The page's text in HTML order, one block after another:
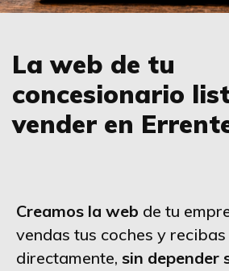
La web de tu
concesionario
vender en
Creamos la web de tu
vendas tus coches y
directamente, sin depender